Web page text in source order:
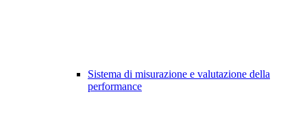
Sistema di misurazione e valutazione della
performance